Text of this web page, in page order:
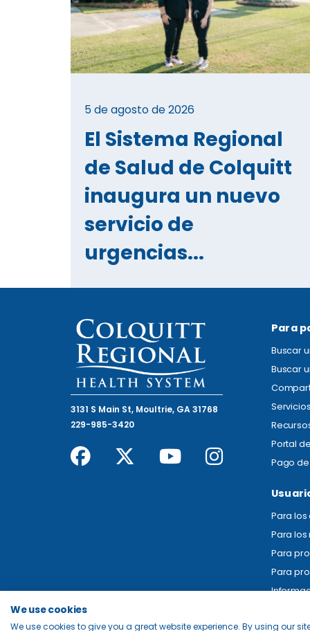
5 de agosto de 2026
El Sistema Regional
de Salud de Colquitt
inaugura un nuevo
servicio de
urgencias...
3131 S Main St, Moultrie, GA 31768
229-985-3420
Para
Buscar
Buscar
Portal
Pago
Para
Para
Para
Para
We use cookies
We use cookies to give you a great website experience. By using our